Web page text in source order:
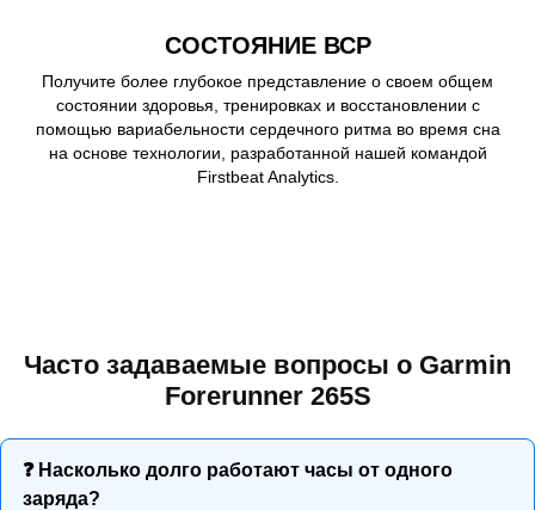
СОСТОЯНИЕ ВСР
Получите более глубокое представление о своем общем
состоянии здоровья, тренировках и восстановлении с
помощью вариабельности сердечного ритма во время сна
на основе технологии, разработанной нашей командой
Firstbeat Analytics.
Часто задаваемые вопросы о Garmin
Forerunner 265S
❓ Насколько долго работают часы от одного
заряда?